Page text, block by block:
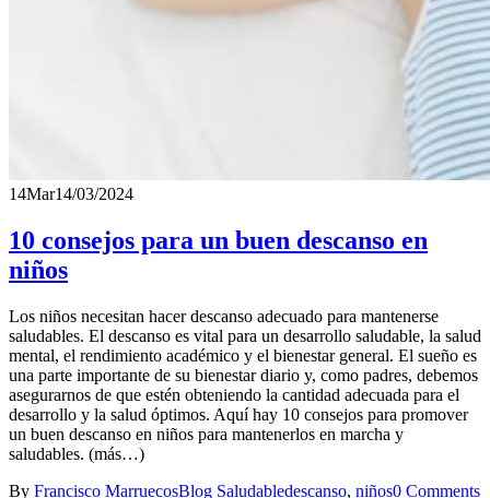
14Mar14/03/2024
10 consejos para un buen descanso en
niños
Los niños necesitan hacer descanso adecuado para mantenerse
saludables. El descanso es vital para un desarrollo saludable, la salud
mental, el rendimiento académico y el bienestar general. El sueño es
una parte importante de su bienestar diario y, como padres, debemos
asegurarnos de que estén obteniendo la cantidad adecuada para el
desarrollo y la salud óptimos. Aquí hay 10 consejos para promover
un buen descanso en niños para mantenerlos en marcha y
saludables. (más…)
By Francisco MarruecosBlog Saludabledescanso, niños0 Comments